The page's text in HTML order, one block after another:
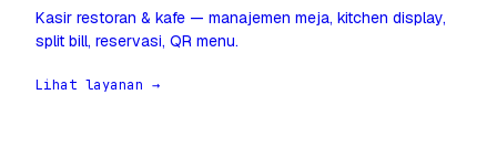
Kasir restoran & kafe — manajemen meja, kitchen display,
split bill, reservasi, QR menu.
Lihat layanan →